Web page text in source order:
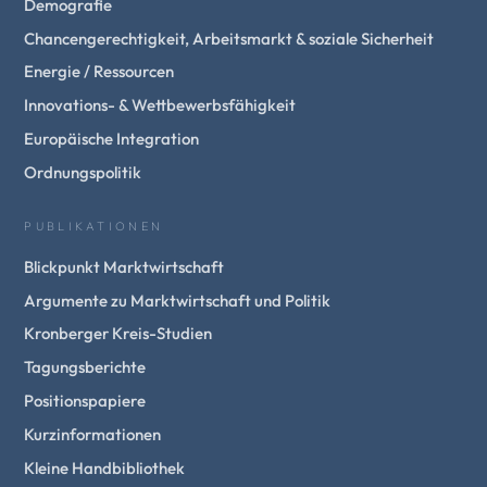
Demografie
Chancengerechtigkeit, Arbeitsmarkt & soziale Sicherheit
Energie / Ressourcen
Innovations- & Wettbewerbsfähigkeit
Europäische Integration
Ordnungspolitik
PUBLIKATIONEN
Blickpunkt Marktwirtschaft
Argumente zu Marktwirtschaft und Politik
Kronberger Kreis-Studien
Tagungsberichte
Positionspapiere
Kurzinformationen
Kleine Handbibliothek